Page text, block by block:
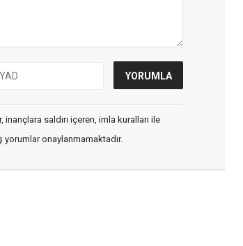
saldırı içeren, imla kuralları ile
yorumlar onaylanmamaktadır.